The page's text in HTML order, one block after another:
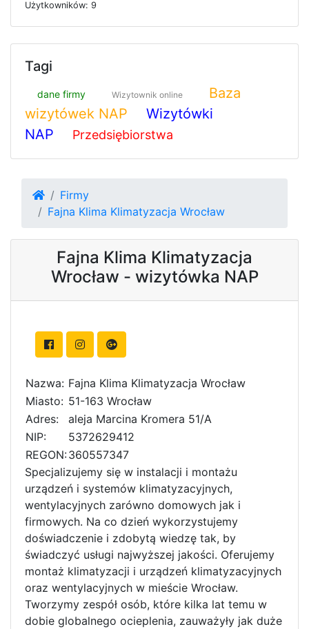
Użytkowników: 9
Tagi
dane firmy Wizytownik online
Baza
wizytówek NAP
Wizytówki
NAP
Przedsiębiorstwa
Firmy
Fajna Klima Klimatyzacja Wrocław
Fajna Klima Klimatyzacja
Wrocław - wizytówka NAP
Nazwa: Fajna Klima Klimatyzacja Wrocław
Miasto: 51-163 Wrocław
Adres:
aleja Marcina Kromera 51/A
NIP:
5372629412
REGON:360557347
Specjalizujemy się w instalacji i montażu
urządzeń i systemów klimatyzacyjnych,
wentylacyjnych zarówno domowych jak i
firmowych. Na co dzień wykorzystujemy
doświadczenie i zdobytą wiedzę tak, by
świadczyć usługi najwyższej jakości. Oferujemy
montaż klimatyzacji i urządzeń klimatyzacyjnych
oraz wentylacyjnych w mieście Wrocław.
Tworzymy zespół osób, które kilka lat temu w
dobie globalnego ocieplenia, zauważyły jak duże